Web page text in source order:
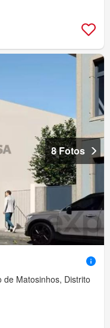
8 Fotos
Matosinhos, Distrito